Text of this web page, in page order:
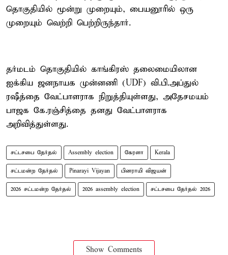
தொகுதியில் மூன்று முறையும், பையனூரில் ஒரு
முறையும் வெற்றி பெற்றிருந்தார்.
தர்மடம் தொகுதியில் காங்கிரஸ் தலைமையிலான
ஐக்கிய ஜனநாயக முன்னணி (UDF) வி.பி.அப்துல்
ரஷீத்தை வேட்பாளராக நிறுத்தியுள்ளது, அதேசமயம்
பாஜக கே.ரஞ்சித்தை தனது வேட்பாளராக
அறிவித்துள்ளது.
சட்டசபை தேர்தல் Assembly election கேரளா Kerala
சட்டமன்ற தேர்தல் Pinarayi Vijayan பினராயி விஜயன்
2026 சட்டமன்ற தேர்தல் 2026 assembly election சட்டசபை தேர்தல் 2026
Show Comments